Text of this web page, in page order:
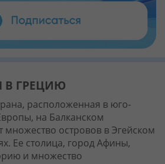
В ГРЕЦИЮ
расположенная в юго-
на Балканском
множество островов в Эгейском
Ее столица, город Афины,
и множество